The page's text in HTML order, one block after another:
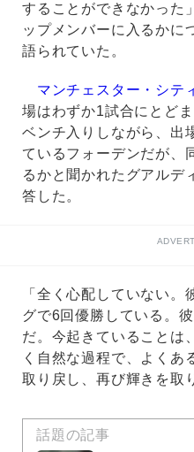
することができなかった
ップメンバーに入るかに
語られていた。
マンチェスター・シテ
場はわずか1試合にとど
ベンチ入りしながら、出
ているフォーデンだが、
るかと聞かれたグアルデ
答した。
「全く心配していない
グで6回優勝している。
だ。今起きていることは
く自然な過程で、よくあ
取り戻し、再び輝きを取
話題の記事